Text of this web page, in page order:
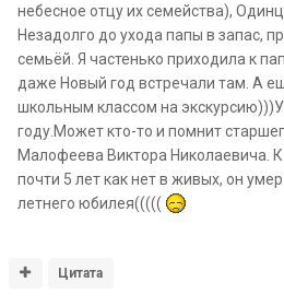
небесное отцу их семейства),
Незадолго до ухода папы в запас,
семьёй. Я частенько приходила к
даже Новый год встречали там. А
школьным классом на
году.Может кто-то и помнит
Малофеева Виктора Николаевича.
почти 5 лет как нет в живых, он
летнего юбилея(((((
Цитата